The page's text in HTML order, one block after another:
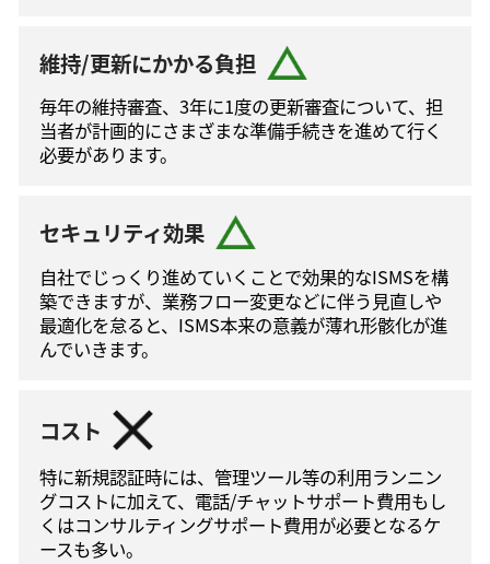
維持/更新にかかる負担
毎年の維持審査、3年に1度の更新審査について、担
当者が計画的にさまざまな準備手続きを進めて⾏く
必要があります。
セキュリティ効果
自社でじっくり進めていくことで効果的なISMSを構
築できますが、業務フロー変更などに伴う⾒直しや
最適化を怠ると、ISMS本来の意義が薄れ形骸化が進
んでいきます。
コスト
特に新規認証時には、管理ツール等の利⽤ランニン
グコストに加えて、電話/チャットサポート費⽤もし
くはコンサルティングサポート費⽤が必要となるケ
ースも多い。